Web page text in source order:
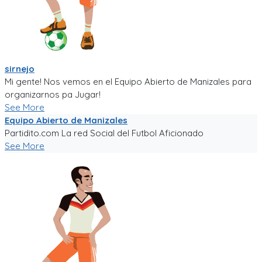
sirnejo
Mi gente! Nos vemos en el Equipo Abierto de Manizales para
organizarnos pa Jugar!
See More
Equipo Abierto de Manizales
Partidito.com La red Social del Futbol Aficionado
See More